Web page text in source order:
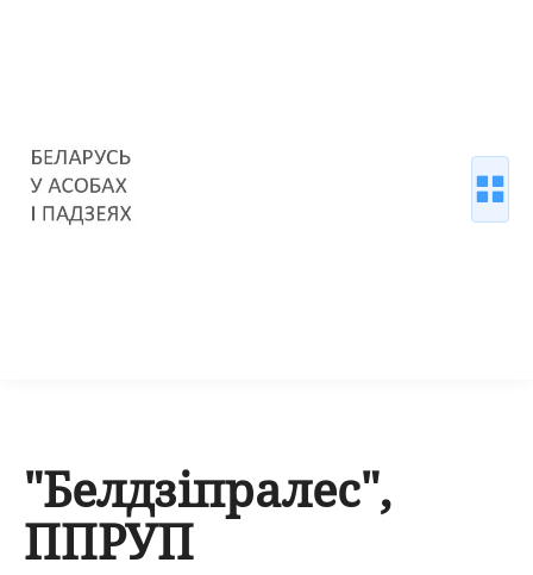
"Белдзіпралес",
ППРУП